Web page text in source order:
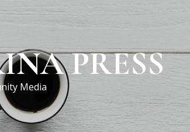
PRESS
Media